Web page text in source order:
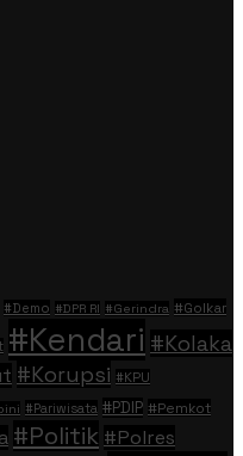
#Demo #DPR RI #Gerindra #Golkar
#Kendari #Kolaka
#Korupsi #KPU
#Pariwisata #PDIP #Pemkot
#Politik #Polres